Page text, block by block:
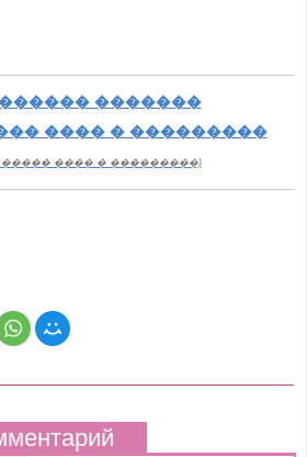
�������
���� � ���������
����� ���� � ���������)